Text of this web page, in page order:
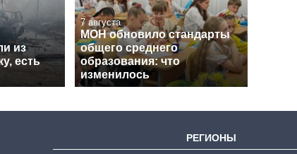
из
есть
7 августа
МОН обновило стандарты
общего среднего
образования: что
изменилось
РЕГИОНЫ